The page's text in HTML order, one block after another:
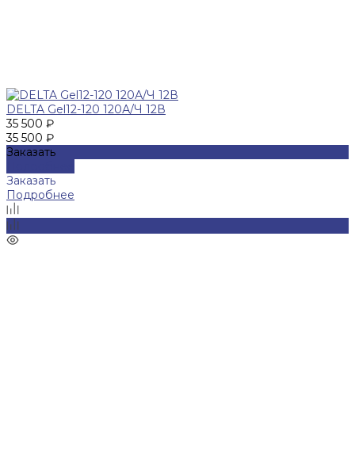
DELTA Gel12-120 120А/Ч 12В
35 500 ₽
35 500 ₽
Заказать
Заказать
Подробнее